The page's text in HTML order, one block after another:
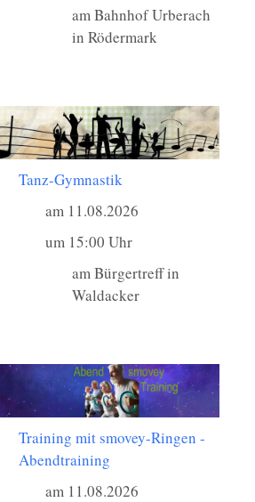
am Bahnhof Urberach
in Rödermark
Tanz-Gymnastik
am 11.08.2026
um 15:00 Uhr
am Bürgertreff in
Waldacker
Training mit smovey-Ringen -
Abendtraining
am 11.08.2026